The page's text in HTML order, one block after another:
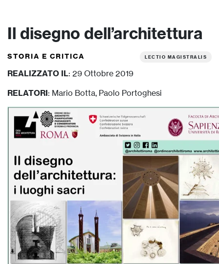
Il disegno dell’architettura
STORIA E CRITICA LECTIO MAGISTRALIS
REALIZZATO IL: 29 Ottobre 2019
RELATORI: Mario Botta, Paolo Portoghesi